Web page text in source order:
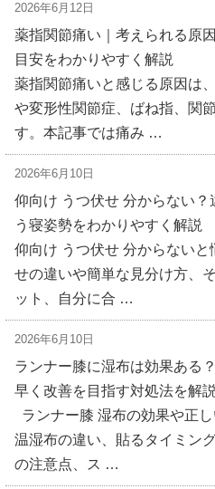
2026年6月12日
薬指関節痛い｜考えられる原
目安をわかりやすく解説
薬指関節痛いと感じる原因は
や変形性関節症、ばね指、関
す。本記事では痛み …
2026年6月10日
仰向け うつ伏せ 分からない
う寝姿勢をわかりやすく解説
仰向け うつ伏せ 分からない
せの違いや簡単な見分け方、
ット、自分に合 …
2026年6月10日
ランナー膝に湿布は効果ある
早く改善を目指す対処法を解説
ランナー膝 湿布の効果や正
温湿布の違い、貼るタイミン
の注意点、ス …